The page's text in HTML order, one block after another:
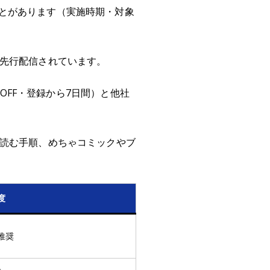
があります（実施時期・対象
配信されています。
・登録から7日間）と他社
む手順、めちゃコミックやブ
奨